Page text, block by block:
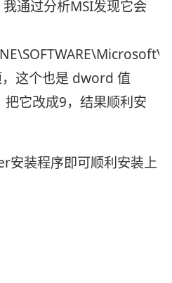
通过分析MSI发现它会
这个也是 dword 值
它改成9，结果顺利安
装程序即可顺利安装上